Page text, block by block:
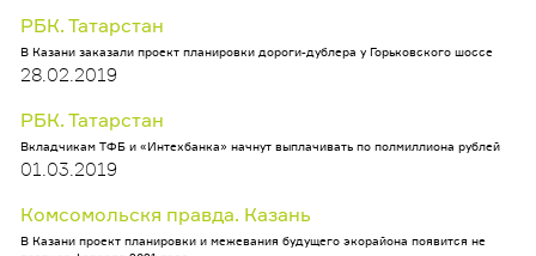
РБК. Татарстан
В Казани заказали проект планировки дороги-дублера у Горьковского шоссе
28.02.2019
РБК. Татарстан
Вкладчикам ТФБ и «Интехбанка» начнут выплачивать по полмиллиона рублей
01.03.2019
Комсомольскя правда. Казань
В Казани проект планировки и межевания будущего экорайона появится не